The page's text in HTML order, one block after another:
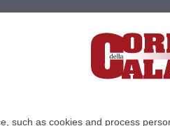
such as cookies and process
Lamezia Terme (CZ)
- Direttore responsabile Paola